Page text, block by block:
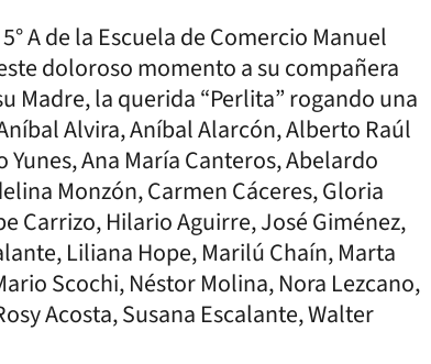
A de la Escuela de Comercio Manuel
doloroso momento a su compañera
Madre, la querida “Perlita” rogando una
Alvira, Aníbal Alarcón, Alberto Raúl
Ana María Canteros, Abelardo
Monzón, Carmen Cáceres, Gloria
Carrizo, Hilario Aguirre, José Giménez,
Liliana Hope, Marilú Chaín, Marta
Scochi, Néstor Molina, Nora Lezcano,
Acosta, Susana Escalante, Walter